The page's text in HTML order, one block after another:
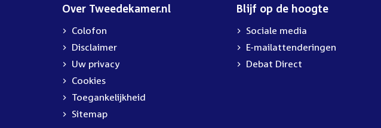
Over Tweedekamer.nl
Colofon
Disclaimer
Uw privacy
Cookies
Toegankelijkheid
Sitemap
Blijf op de hoogte
Sociale media
E-mailattenderingen
Debat Direct